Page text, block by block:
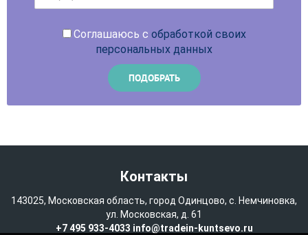
Соглашаюсь с обработкой своих
персональных данных
Контакты
143025, Московская область, город Одинцово, с. Немчиновка,
ул. Московская, д. 61
+7 495 933-4033 info@tradein-kuntsevo.ru